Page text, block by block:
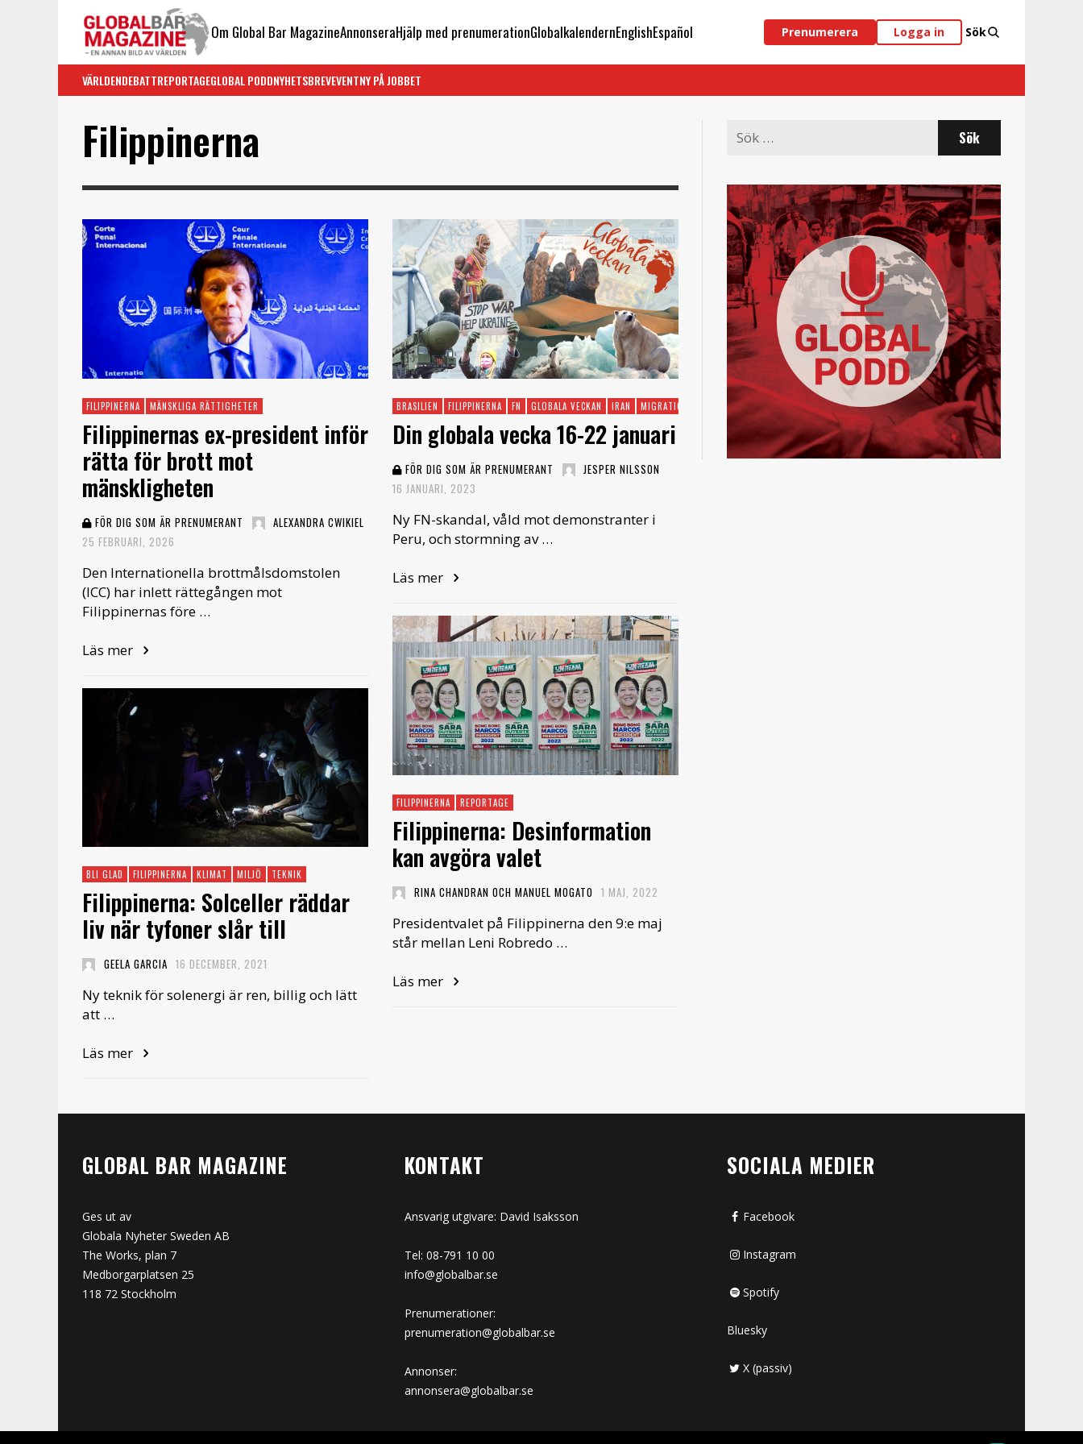
Om Global Bar MagazineAnnonseraHjälp med prenumerationGlobalkalendernEnglishEspañol Prenumerera Logga in Sök
VÄRLDENDEBATTREPORTAGEGLOBAL PODDNYHETSBREVEVENTNY PÅ JOBBET
Filippinerna
FILIPPINERNA MÄNSKLIGA RÄTTIGHETER
Filippinernas ex-president inför
rätta för brott mot
mänskligheten
FÖR DIG SOM ÄR PRENUMERANT
ALEXANDRA CWIKIEL
25 FEBRUARI, 2026
Den Internationella brottmålsdomstolen
(ICC) har inlett rättegången mot
Filippinernas före …
Läs mer
BRASILIEN FILIPPINERNA FN GLOBALA VECKAN IRAN MIGRATION UKRAINA
Din globala vecka 16-22 januari
FÖR DIG SOM ÄR PRENUMERANT
JESPER NILSSON
16 JANUARI, 2023
Ny FN-skandal, våld mot demonstranter i
Peru, och stormning av …
Läs mer
FILIPPINERNA REPORTAGE
Filippinerna: Desinformation
kan avgöra valet
RINA CHANDRAN OCH MANUEL MOGATO 1 MAJ, 2022
Presidentvalet på Filippinerna den 9:e maj
står mellan Leni Robredo …
Läs mer
BLI GLAD FILIPPINERNA KLIMAT MILJÖ TEKNIK
Filippinerna: Solceller räddar
liv när tyfoner slår till
GEELA GARCIA 16 DECEMBER, 2021
Ny teknik för solenergi är ren, billig och lätt
att …
Läs mer
Search
for:
GLOBAL BAR MAGAZINE
Ges ut av
Globala Nyheter Sweden AB
The Works, plan 7
Medborgarplatsen 25
118 72 Stockholm
KONTAKT
Ansvarig utgivare: David Isaksson
Tel: 08-791 10 00
info@globalbar.se
Prenumerationer:
prenumeration@globalbar.se
Annonser:
annonsera@globalbar.se
SOCIALA MEDIER
Facebook
Instagram
Spotify
Bluesky
X (passiv)